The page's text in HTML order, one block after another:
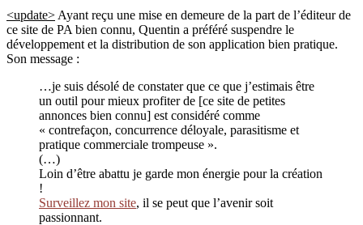
<update> Ayant reçu une mise en demeure de la part de l’éditeur de
ce site de PA bien connu, Quentin a préféré suspendre le
développement et la distribution de son application bien pratique.
Son message :
…je suis désolé de constater que ce que j’estimais être
un outil pour mieux profiter de [ce site de petites
annonces bien connu] est considéré comme
« contrefaçon, concurrence déloyale, parasitisme et
pratique commerciale trompeuse ».
(…)
Loin d’être abattu je garde mon énergie pour la création
!
Surveillez mon site, il se peut que l’avenir soit
passionnant.